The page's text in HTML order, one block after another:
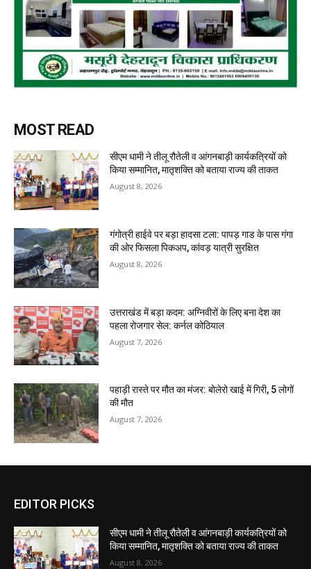
MOST READ
सीएम धामी ने तीलू रौतेली व आंगनबाड़ी कार्यकत्रियों को
किया सम्मानित, मातृशक्ति को बताया राज्य की ताकत
August 8, 2026
गंगोत्री हाईवे पर बड़ा हादसा टला: पापड़ गाड के पास गंगा
की ओर फिसला पिकअप, कांवड़ यात्री सुरक्षित
August 8, 2026
उत्तराखंड में बड़ा कदम: अग्निवीरों के लिए बना देश का
पहला रोजगार सेल: कर्नल कोठियाल
August 7, 2026
पहाड़ी रास्ते पर मौत का मंजर: बोलेरो खाई में गिरी, 5 लोगों
की मौत
August 7, 2026
EDITOR PICKS
सीएम धामी ने तीलू रौतेली व आंगनबाड़ी कार्यकत्रियों को
किया सम्मानित, मातृशक्ति को बताया राज्य की ताकत
August 8, 2026